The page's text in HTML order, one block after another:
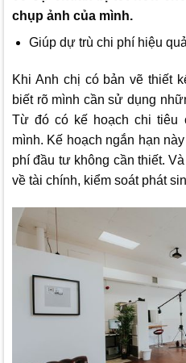
chụp ảnh của mình.
Giúp dự trù chi phí hiệu
Khi Anh chị có bản vẽ thiết
biết rõ mình cần sử dụng
Từ đó có kế hoạch chi tiêu
mình. Kế hoạch ngắn hạn
phí đầu tư không cần thiết.
về tài chính, kiểm soát phát